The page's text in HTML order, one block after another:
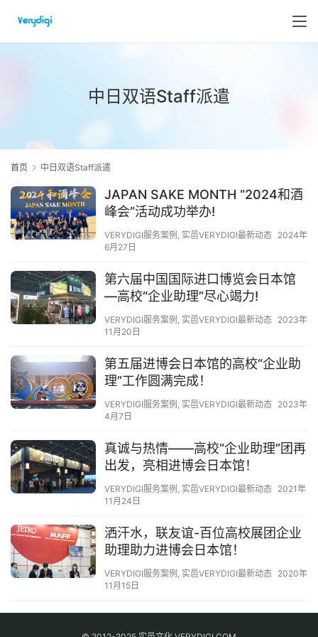
中日双语Staff派遣
首页 中日双语Staff派遣
JAPAN SAKE MONTH “2024和酒
峰会”活动成功举办!
VERYDIGI服务案例 , 实邑VERYDIGI最新动态 2024年
6月27日
第六届中国国际进口博览会日本馆
—高校“企业助理”尽心竭力!
VERYDIGI服务案例 , 实邑VERYDIGI最新动态 2023年
11月20日
第五届进博会日本馆的高校“企业助
理”工作圆满完成！
VERYDIGI服务案例 , 实邑VERYDIGI最新动态 2023年
4月7日
真诚与热情——高校“企业助理”团再
出发，亮相进博会日本馆！
VERYDIGI服务案例 , 实邑VERYDIGI最新动态 2021年
11月24日
洒汗水，联友谊-百位高校展团企业
助理助力进博会日本馆！
VERYDIGI服务案例 , 实邑VERYDIGI最新动态 2020年
11月15日